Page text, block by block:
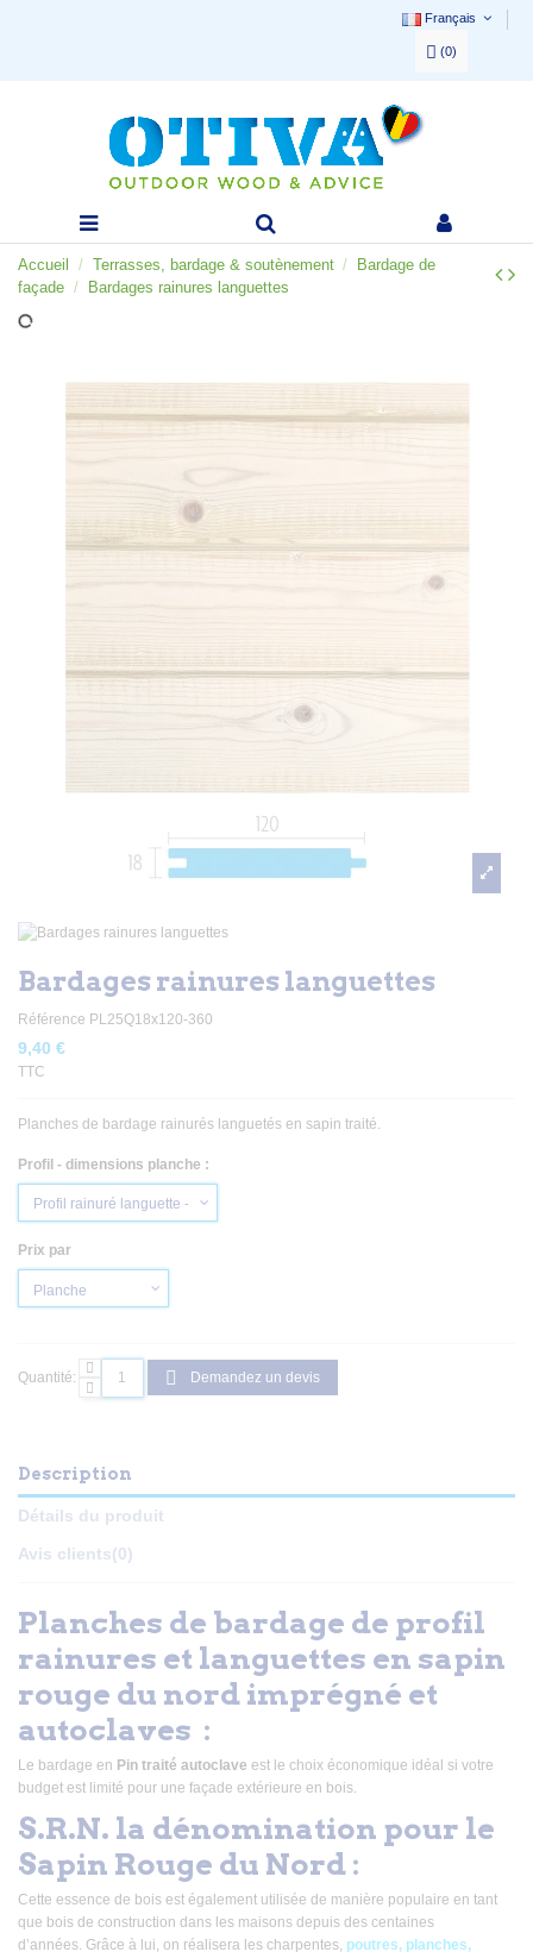
Français
(0)
Accueil Terrasses, bardage & soutènement
Bardage de
façade
Bardages rainures languettes
Bardages rainures languettes
Référence PL25Q18x120-360
9,40 €
TTC
Planches de bardage rainurés languetés en sapin traité.
Profil - dimensions planche :
Prix par
Quantité: Demandez un devis
Description
Détails du produit
Avis clients(0)
Planches de bardage de profil
rainures et languettes en sapin
rouge du nord imprégné et
autoclaves :
Le bardage en Pin traité autoclave est le choix économique idéal si votre
budget est limité pour une façade extérieure en bois.
S.R.N. la dénomination pour le
Sapin Rouge du Nord :
Cette essence de bois est également utilisée de manière populaire en tant
que bois de construction dans les maisons depuis des centaines
d’années. Grâce à lui, on réalisera les charpentes, poutres, planches,